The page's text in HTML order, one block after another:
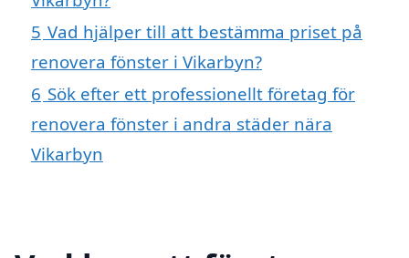
5 Vad hjälper till att bestämma priset på
renovera fönster i Vikarbyn?
6 Sök efter ett professionellt företag för
renovera fönster i andra städer nära
Vikarbyn